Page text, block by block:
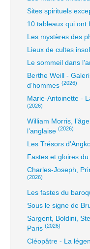
Sites spirituels
10 tableaux qui ont
Les mystères des
Lieux de cultes
Le sommeil dans
Berthe Weill -
d’hommes (2026)
Marie-Antoinette -
(2026)
William Morris,
l’anglaise (2026)
Les Trésors
Fastes et gloires
Charles-Joseph,
(2026)
Les fastes du
Sous le signe de
Sargent, Boldini,
Paris (2026)
Cléopâtre - La